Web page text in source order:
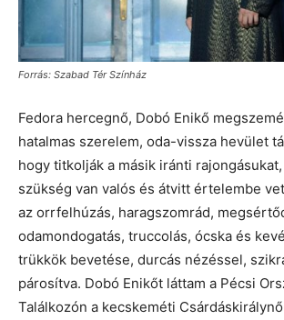
Forrás: Szabad Tér Színház
Fedora hercegnő, Dobó Enikő
hatalmas szerelem, oda-vissza hevület
hogy titkolják a másik iránti
szükség van valós és átvitt értelembe
az orrfelhúzás, haragszomrád,
odamondogatás, truccolás, ócska és
trükkök bevetése, durcás nézéssel,
párosítva. Dobó Enikőt láttam a Pécsi
Találkozón a kecskeméti